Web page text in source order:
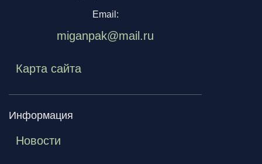
Email:
miganpak@mail.ru
Карта сайта
Информация
Новости